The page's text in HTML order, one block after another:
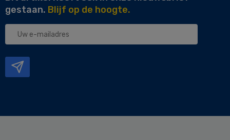
gestaan. Blijf op de hoogte.
Uw